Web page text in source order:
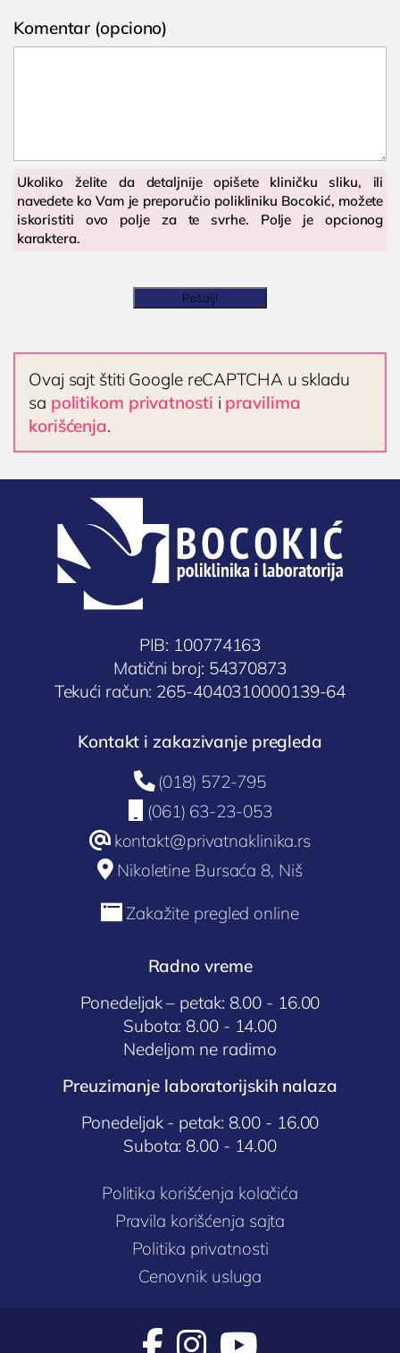
OPŠTA I INTERNA MEDICINA
Kardiolog
EHO srca (ultrazvuk ili ehokardiografija srca)
Holter EKG
NEFROLOGIJA
GASTROLOGIJA
Gastroenterolog u Nišu
ENDOKRINOLOGIJA
ULTRAZVUK
Ultrazvuk štitne žlezde
Ultrazvuk srca
Ultrazvuk dojki
Ultrazvuk skrotuma (testisa)
Dopler krvnih sudova vrata
Laboratorija

Dodirnite za poziv
18000 Niš, Srbija
Komentar (opciono)
Ukoliko želite da detaljnije opišete kliničku sliku, ili
navedete ko Vam je preporučio polikliniku Bocokić, možete
iskoristiti ovo polje za te svrhe. Polje je opcionog
karaktera.
Pošalji
Ovaj sajt štiti Google reCAPTCHA u skladu
sa politikom privatnosti i pravilima
korišćenja.
PIB: 100774163
Matični broj: 54370873
Tekući račun: 265-4040310000139-64
Kontakt i zakazivanje pregleda
 (018) 572-795
(061) 63-23-053
@ kontakt@privatnaklinika.rs
 Nikoletine Bursaća 8, Niš
 Zakažite pregled online
Radno vreme
Ponedeljak – petak: 8.00 - 16.00
Subota: 8.00 - 14.00
Nedeljom ne radimo
Preuzimanje laboratorijskih nalaza
Ponedeljak - petak: 8.00 - 16.00
Subota: 8.00 - 14.00
Politika korišćenja kolačića
Pravila korišćenja sajta
Politika privatnosti
Cenovnik usluga
  